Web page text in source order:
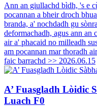
Ann an giullachd bìdh, 's e
pocannan a bheir droch
branda, a' nochdadh gu
deformachadh, agus ann an
air a' phacaid no milleadh
am pocannan mar thoradh
faic barrachd >> 2026.06.15
A’ Fuasgladh Lòidic
Luach F0